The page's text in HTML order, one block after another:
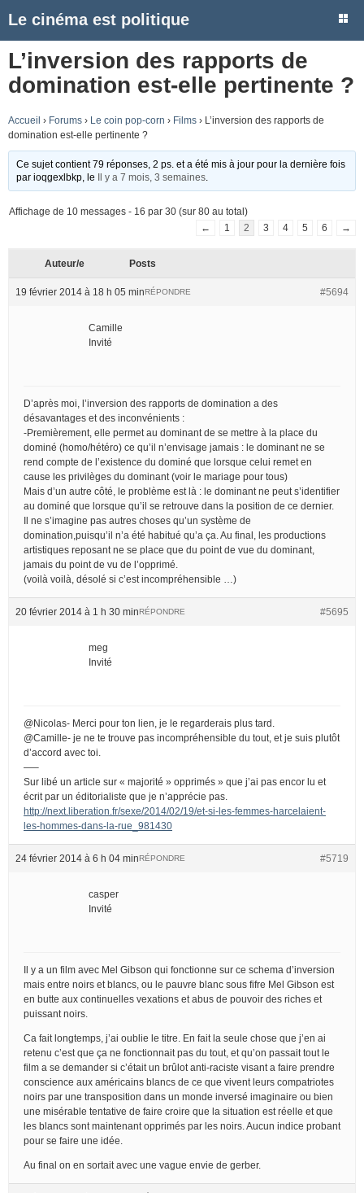
Le cinéma est politique
L’inversion des rapports de
domination est-elle pertinente ?
Accueil › Forums › Le coin pop-corn › Films › L’inversion des rapports de
domination est-elle pertinente ?
Ce sujet contient 79 réponses, 2 ps. et a été mis à jour pour la dernière fois
parioqgexlbkp , le Il y a 7 mois, 3 semaines
Affichage de 10 messages - 16 par 30 (sur 80 au total)
←
1 2 3 4 5 6 →
Auteur/e Posts
19 février 2014 à 18 h 05 min #5694
RÉPONDRE
Camille
Invité
D’après moi, l’inversion des rapports de domination a des
désavantages et des inconvénients :
-Premièrement, elle permet au dominant de se mettre à la place du
dominé (homo/hétéro) ce qu’il n’envisage jamais : le dominant ne se
rend compte de l’existence du dominé que lorsque celui remet en
cause les privilèges du dominant (voir le mariage pour tous)
Mais d’un autre côté, le problème est là : le dominant ne peut s’identifier
au dominé que lorsque qu’il se retrouve dans la position de ce dernier.
Il ne s’imagine pas autres choses qu’un système de
domination,puisqu’il n’a été habitué qu’a ça. Au final, les productions
artistiques reposant ne se place que du point de vue du dominant,
jamais du point de vu de l’opprimé.
(voilà voilà, désolé si c’est incompréhensible …)
20 février 2014 à 1 h 30 min #5695
RÉPONDRE
meg
Invité
@Nicolas- Merci pour ton lien, je le regarderais plus tard.
@Camille- je ne te trouve pas incompréhensible du tout, et je suis plutôt
d’accord avec toi.
—–
Sur libé un article sur « majorité » opprimés » que j’ai pas encor lu et
écrit par un éditorialiste que je n’apprécie pas.
http://next.liberation.fr/sexe/2014/02/19/et-si-les-femmes-harcelaient-
les-hommes-dans-la-rue_981430
24 février 2014 à 6 h 04 min #5719
RÉPONDRE
casper
Invité
Il y a un film avec Mel Gibson qui fonctionne sur ce schema d’inversion
mais entre noirs et blancs, ou le pauvre blanc sous fifre Mel Gibson est
en butte aux continuelles vexations et abus de pouvoir des riches et
puissant noirs.
Ca fait longtemps, j’ai oublie le titre. En fait la seule chose que j’en ai
retenu c’est que ça ne fonctionnait pas du tout, et qu’on passait tout le
film a se demander si c’était un brûlot anti-raciste visant a faire prendre
conscience aux américains blancs de ce que vivent leurs compatriotes
noirs par une transposition dans un monde inversé imaginaire ou bien
une misérable tentative de faire croire que la situation est réelle et que
les blancs sont maintenant opprimés par les noirs. Aucun indice probant
pour se faire une idée.
Au final on en sortait avec une vague envie de gerber.